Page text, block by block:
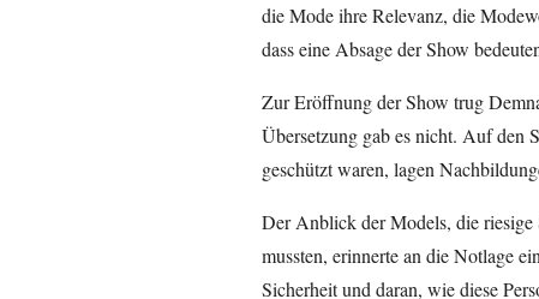
die Mode ihre Relevanz, die
dass eine Absage der Show
Zur Eröffnung der Show trug
Übersetzung gab es nicht. Auf den
geschützt waren, lagen
Der Anblick der Models, die riesige
mussten, erinnerte an die Notlage
Sicherheit und daran, wie diese